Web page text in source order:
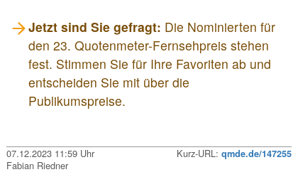
Jetzt sind Sie gefragt: Die Nominierten für
den 23. Quotenmeter-Fernsehpreis stehen
fest. Stimmen Sie für Ihre Favoriten ab und
entscheiden Sie mit über die
Publikumspreise.
07.12.2023 11:59 Uhr Kurz-URL: qmde.de/147255
Fabian Riedner